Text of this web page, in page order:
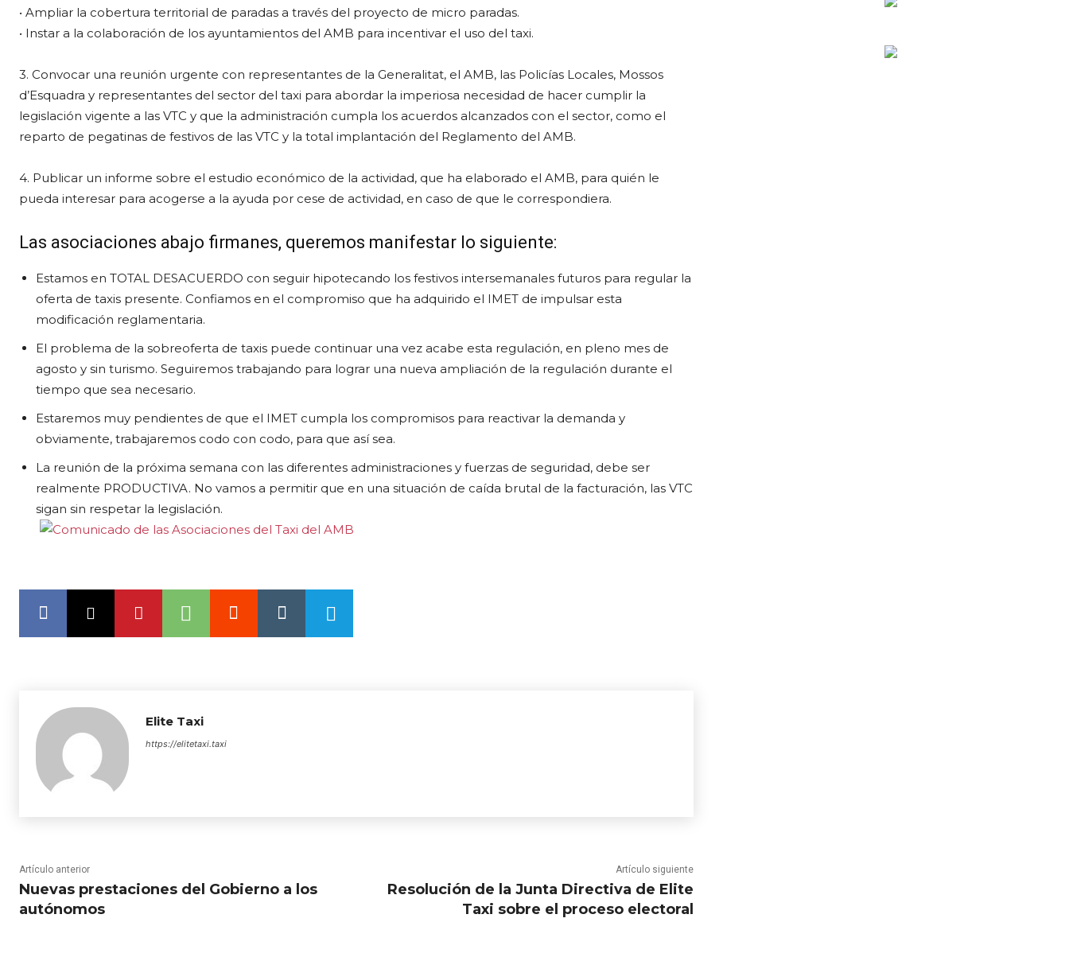
• Ampliar la cobertura territorial de paradas a través del proyecto de micro paradas.
• Instar a la colaboración de los ayuntamientos del AMB para incentivar el uso del taxi.
3. Convocar una reunión urgente con representantes de la Generalitat, el AMB, las Policías Locales, Mossos
d’Esquadra y representantes del sector del taxi para abordar la imperiosa necesidad de hacer cumplir la
legislación vigente a las VTC y que la administración cumpla los acuerdos alcanzados con el sector, como el
reparto de pegatinas de festivos de las VTC y la total implantación del Reglamento del AMB.
4. Publicar un informe sobre el estudio económico de la actividad, que ha elaborado el AMB, para quién le
pueda interesar para acogerse a la ayuda por cese de actividad, en caso de que le correspondiera.
Las asociaciones abajo firmanes, queremos manifestar lo siguiente:
Estamos en TOTAL DESACUERDO con seguir hipotecando los festivos intersemanales futuros para regular la
oferta de taxis presente. Confiamos en el compromiso que ha adquirido el IMET de impulsar esta
modificación reglamentaria.
El problema de la sobreoferta de taxis puede continuar una vez acabe esta regulación, en pleno mes de
agosto y sin turismo. Seguiremos trabajando para lograr una nueva ampliación de la regulación durante el
tiempo que sea necesario.
Estaremos muy pendientes de que el IMET cumpla los compromisos para reactivar la demanda y
obviamente, trabajaremos codo con codo, para que así sea.
La reunión de la próxima semana con las diferentes administraciones y fuerzas de seguridad, debe ser
realmente PRODUCTIVA. No vamos a permitir que en una situación de caída brutal de la facturación, las VTC
sigan sin respetar la legislación.
Elite Taxi
https://elitetaxi.taxi
Artículo anterior
Nuevas prestaciones del Gobierno a los
autónomos
Artículo siguiente
Resolución de la Junta Directiva de Elite
Taxi sobre el proceso electoral